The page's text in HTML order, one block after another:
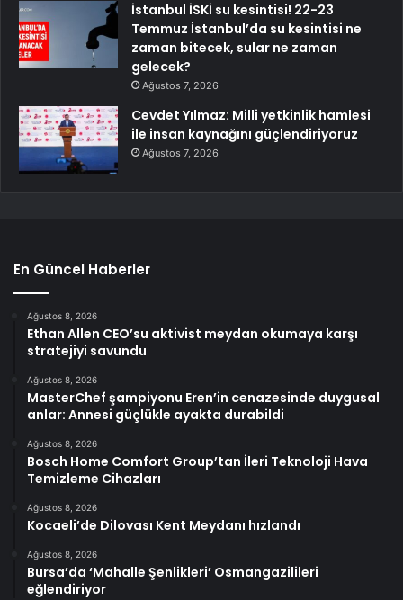
İstanbul İSKİ su kesintisi! 22-23
Temmuz İstanbul’da su kesintisi ne
zaman bitecek, sular ne zaman
gelecek?
Ağustos 7, 2026
Cevdet Yılmaz: Milli yetkinlik hamlesi
ile insan kaynağını güçlendiriyoruz
Ağustos 7, 2026
En Güncel Haberler
Ağustos 8, 2026
Ethan Allen CEO’su aktivist meydan okumaya karşı
stratejiyi savundu
Ağustos 8, 2026
MasterChef şampiyonu Eren’in cenazesinde duygusal
anlar: Annesi güçlükle ayakta durabildi
Ağustos 8, 2026
Bosch Home Comfort Group’tan İleri Teknoloji Hava
Temizleme Cihazları
Ağustos 8, 2026
Kocaeli’de Dilovası Kent Meydanı hızlandı
Ağustos 8, 2026
Bursa’da ‘Mahalle Şenlikleri’ Osmangazilileri
eğlendiriyor